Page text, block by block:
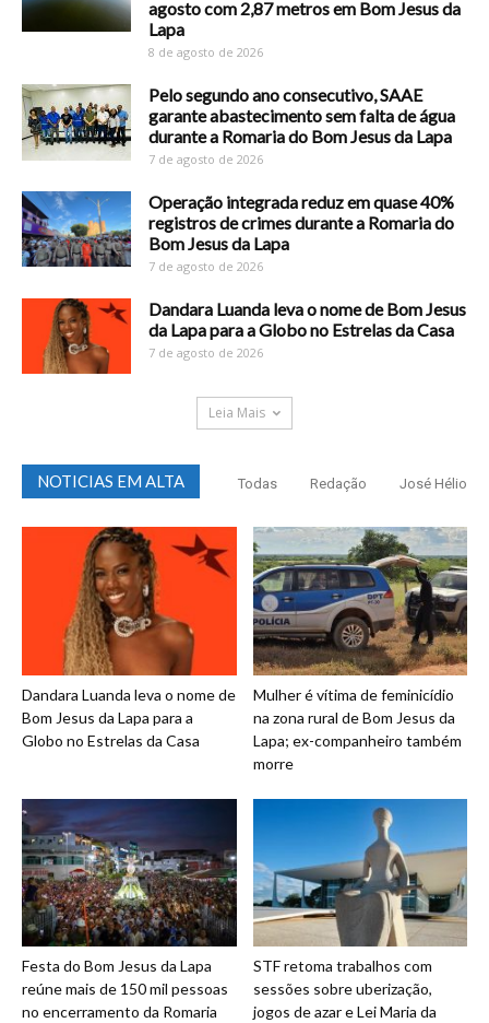
agosto com 2,87 metros em Bom Jesus da
Lapa
8 de agosto de 2026
Pelo segundo ano consecutivo, SAAE
garante abastecimento sem falta de água
durante a Romaria do Bom Jesus da Lapa
7 de agosto de 2026
Operação integrada reduz em quase 40%
registros de crimes durante a Romaria do
Bom Jesus da Lapa
7 de agosto de 2026
Dandara Luanda leva o nome de Bom Jesus
da Lapa para a Globo no Estrelas da Casa
7 de agosto de 2026
Leia Mais
NOTICIAS EM ALTA Todas Redação José Hélio
Dandara Luanda leva o nome de
Bom Jesus da Lapa para a
Globo no Estrelas da Casa
Mulher é vítima de feminicídio
na zona rural de Bom Jesus da
Lapa; ex-companheiro também
morre
Festa do Bom Jesus da Lapa
reúne mais de 150 mil pessoas
no encerramento da Romaria
STF retoma trabalhos com
sessões sobre uberização,
jogos de azar e Lei Maria da